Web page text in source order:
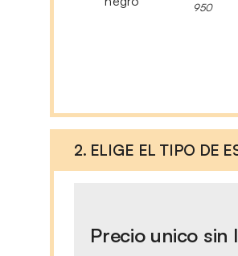
950
2. ELIGE EL TIPO DE
Precio unico sin